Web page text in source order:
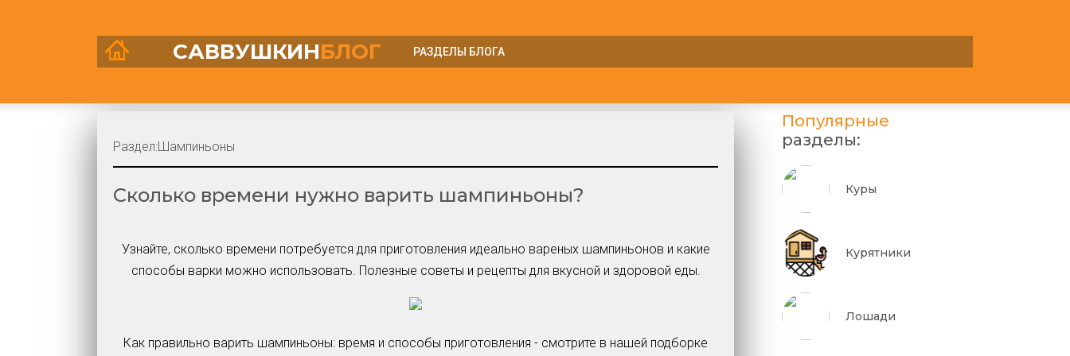
САВВУШКИНБЛОГ РАЗДЕЛЫ БЛОГА
Несушки
Овцы
Поросята
Утки
Яйца
Сколько времени нужно варить шампиньоны?
Узнайте, сколько времени потребуется для приготовления идеально вареных шампиньонов и какие
способы варки можно использовать. Полезные советы и рецепты для вкусной и здоровой еды.
Как правильно варить шампиньоны: время и способы приготовления - смотрите в нашей подборке
Раздел:Шампиньоны
Популярные
разделы:
Куры
Курятники
Лошади